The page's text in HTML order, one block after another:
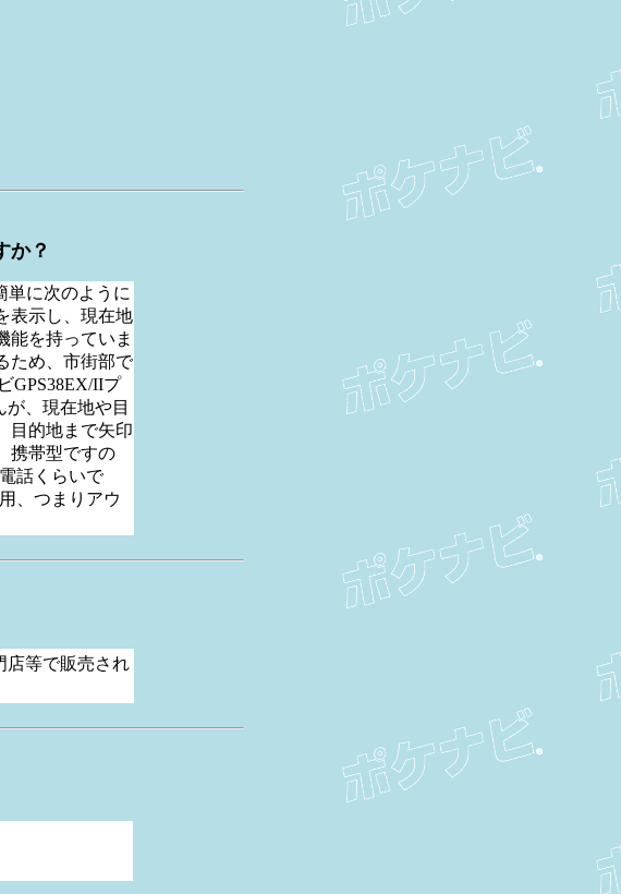
か？
単に次のように
表示し、現在地
能を持っていま
ため、市街部で
GPS38EX/IIプ
が、現在地や目
目的地まで矢印
携帯型ですの
話くらいで
、つまりアウ
店等で販売され